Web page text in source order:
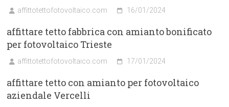
affittotettofotovoltaico.com 16/01/2024
affittare tetto fabbrica con amianto bonificato
per fotovoltaico Trieste
affittotettofotovoltaico.com 17/01/2024
affittare tetto con amianto per fotovoltaico
aziendale Vercelli